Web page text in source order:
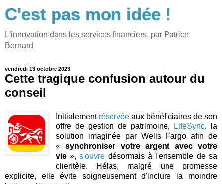
C'est pas mon idée !
L'innovation dans les services financiers, par Patrice
Bernard
vendredi 13 octobre 2023
Cette tragique confusion autour du
conseil
Initialement réservéeaux bénéficiaires de son
offre de gestion de patrimoine,
LifeSync, la
solution imaginée par Wells Fargo afin de
«synchroniser votre argent avec votre
vie»,s'ouvre désormais à l'ensemble de sa
clientèle. Hélas, malgré une promesse
explicite, elle évite soigneusement d'inclure la moindre